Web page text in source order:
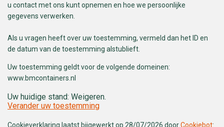
u contact met ons kunt opnemen en hoe we persoonlijke
gegevens verwerken.
Als u vragen heeft over uw toestemming, vermeld dan het ID en
de datum van de toestemming alstublieft.
Uw toestemming geldt voor de volgende domeinen:
www.bmcontainers.nl
Uw huidige stand: Weigeren.
Verander uw toestemming
Cookieverklaring laatst bijgewerkt op 28/07/2026 doorCookiebot: